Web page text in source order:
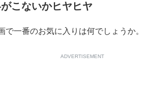
こないかヒヤヒヤ
一番のお気に入りは何でしょうか。
ADVERTISEMENT